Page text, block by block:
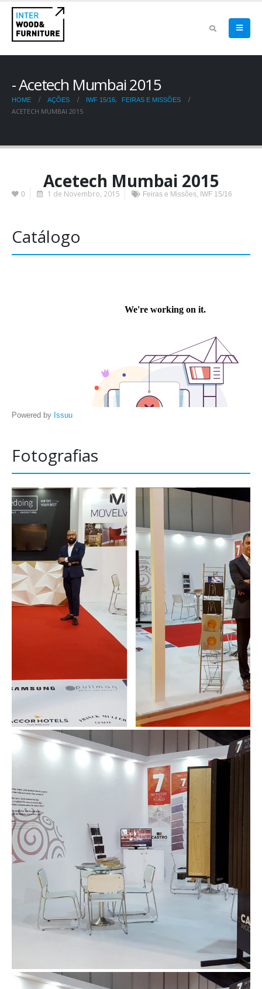
Acetech Mumbai 2015
HOME AÇÕES IWF 15/16, FEIRAS E MISSÕES
ACETECH MUMBAI 2015
Acetech Mumbai 2015
0 1 de Novembro, 2015 Feiras e Missões IWF 15/16
Catálogo
Powered by Issuu
Fotografias